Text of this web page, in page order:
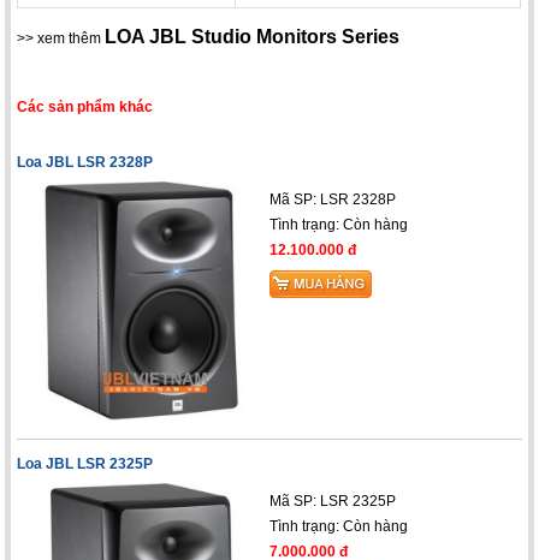
>> xem thêm LOA JBL Studio Monitors Series
Các sản phẩm khác
Loa JBL LSR 2328P
Mã SP: LSR 2328P
Tình trạng: Còn hàng
12.100.000 đ
Loa JBL LSR 2325P
Mã SP: LSR 2325P
Tình trạng: Còn hàng
7.000.000 đ